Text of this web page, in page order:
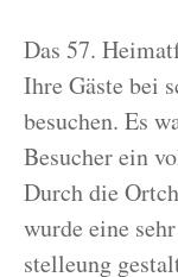
Das 57.
Ihre Gäste bei
besuchen. Es
Besucher ein
Durch die
wurde eine
stelleung